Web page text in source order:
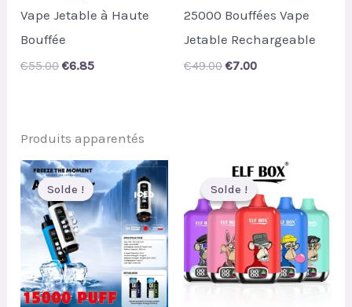
Vape Jetable à Haute
Bouffée
€55.00 Original
€6.85Current
25000 Bouffées Vape
Jetable Rechargeable
€49.00 Original
€7.00Current
Produits apparentés
Solde !
Solde ! Solde !
Solde !